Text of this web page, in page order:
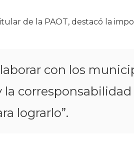
de la PAOT, destacó la
con los
corresponsabilidad
lograrlo”.